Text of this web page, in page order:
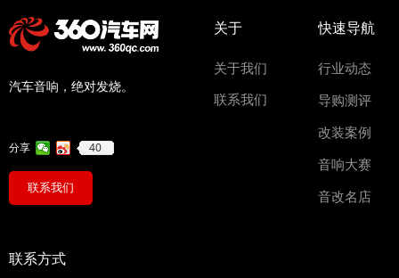
联系我们
汽车音响，绝对发烧。
分享 40
关于
关于我们
联系我们
快速导航
行业动态
导购测评
改装案例
音响大赛
音改名店
联系方式